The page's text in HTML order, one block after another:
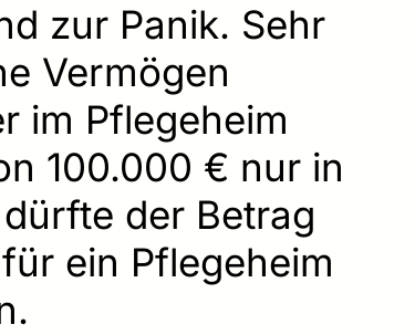
zur Panik. Sehr
Vermögen
im Pflegeheim
100.000 € nur in
der Betrag
ein Pflegeheim